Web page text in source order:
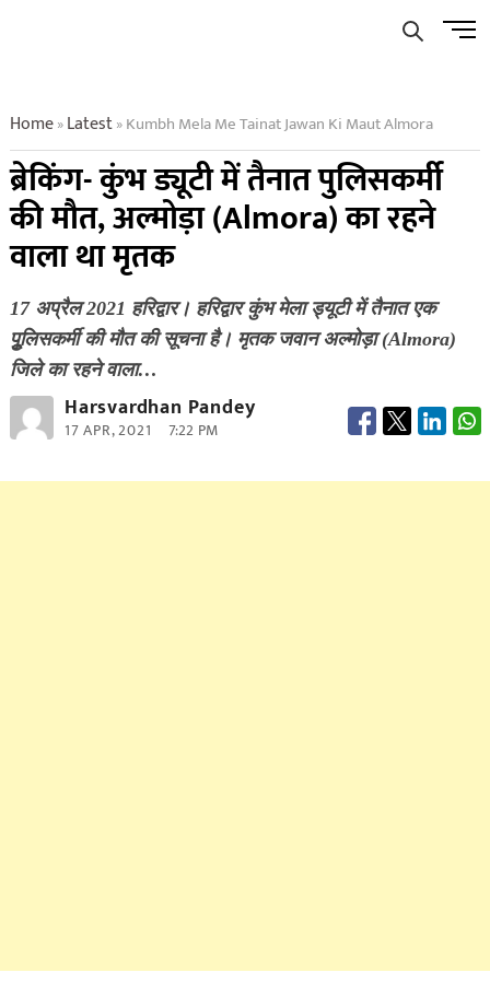
Menu
Home»Latest»Kumbh Mela Me Tainat Jawan Ki Maut Almora
ब्रेकिंग- कुंभ ड्यूटी में तैनात पुलिसकर्मी
की मौत, अल्मोड़ा (Almora) का रहने
वाला था मृतक
17 अप्रैल 2021 हरिद्वार। हरिद्वार कुंभ मेला ड्यूटी में तैनात एक
पुूलिसकर्मी की मौत की सूचना है। मृतक जवान अल्मोड़ा (Almora)
जिले का रहने वाला…
Harsvardhan Pandey
17 APR, 2021 7:22 PM